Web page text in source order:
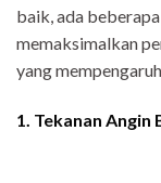
baik, ada
memaksimalkan
yang
1. Tekanan Angin